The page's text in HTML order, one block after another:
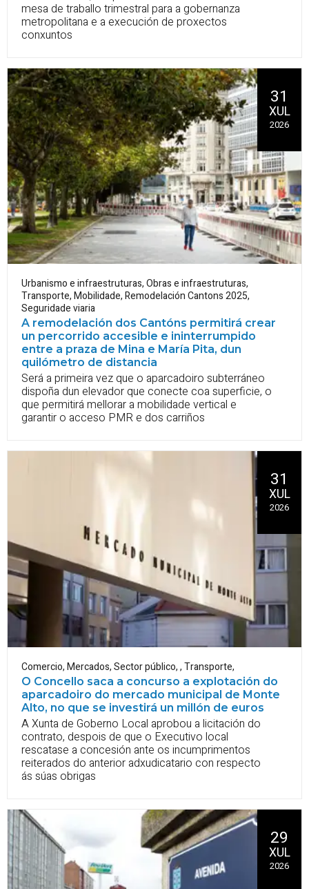
mesa de traballo trimestral para a gobernanza
metropolitana e a execución de proxectos
conxuntos
Urbanismo e infraestruturas,Obras e infraestruturas,
Transporte,Mobilidade,Remodelación Cantons 2025,
Seguridade viaria
A remodelación dos Cantóns permitirá crear
un percorrido accesible e ininterrumpido
entre a praza de Mina e María Pita, dun
quilómetro de distancia
31
XUL
2026
Será a primeira vez que o aparcadoiro subterráneo
dispoña dun elevador que conecte coa superficie, o
que permitirá mellorar a mobilidade vertical e
garantir o acceso PMR e dos carriños
Comercio,Mercados,Sector público,,Transporte,
O Concello saca a concurso a explotación do
aparcadoiro do mercado municipal de Monte
Alto, no que se investirá un millón de euros
31
XUL
2026
A Xunta de Goberno Local aprobou a licitación do
contrato, despois de que o Executivo local
rescatase a concesión ante os incumprimentos
reiterados do anterior adxudicatario con respecto
ás súas obrigas
29
XUL
2026